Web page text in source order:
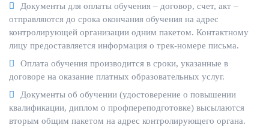
Документы для оплаты обучения – договор, счет, акт –
отправляются до срока окончания обучения на адрес
контролирующей организации одним пакетом. Контактному
лицу предоставляется информация о трек-номере письма.
Оплата обучения производится в сроки, указанные в
договоре на оказание платных образовательных услуг.
Документы об обучении (удостоверение о повышении
квалификации, диплом о профпереподготовке) высылаются
вторым общим пакетом на адрес контролирующего органа.